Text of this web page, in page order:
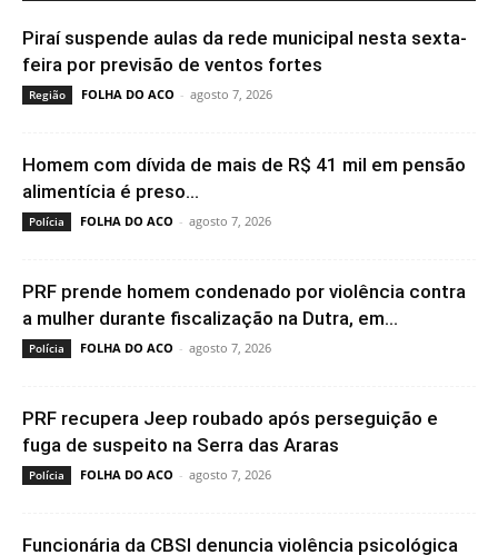
Piraí suspende aulas da rede municipal nesta sexta-
feira por previsão de ventos fortes
Região FOLHA DO ACO - agosto 7, 2026
Homem com dívida de mais de R$ 41 mil em pensão
alimentícia é preso...
Polícia FOLHA DO ACO - agosto 7, 2026
PRF prende homem condenado por violência contra
a mulher durante fiscalização na Dutra, em...
Polícia FOLHA DO ACO - agosto 7, 2026
PRF recupera Jeep roubado após perseguição e
fuga de suspeito na Serra das Araras
Polícia FOLHA DO ACO - agosto 7, 2026
Funcionária da CBSI denuncia violência psicológica